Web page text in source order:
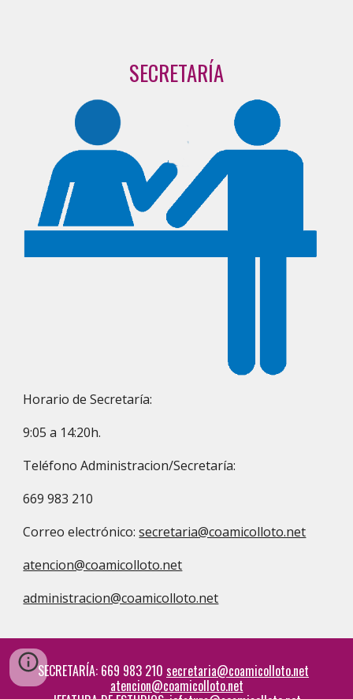
SECRETARÍA
Horario de Secretaría:
9:05 a 14:20h.
Teléfono Administracion/Secretaría:
669 983 210
Correo electrónico:secretaria@coamicolloto.net
atencion@coamicolloto.net
administracion@coamicolloto.net
SECRETARÍA: 669 983 210 secretaria@coamicolloto.net
atencion@coamicolloto.net